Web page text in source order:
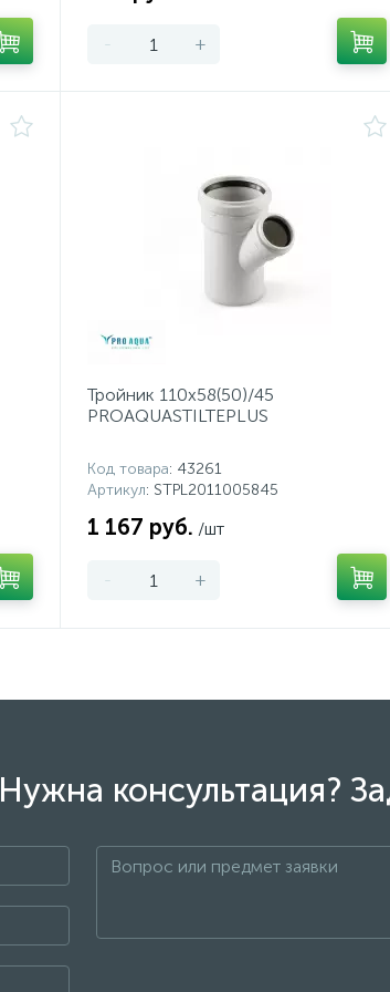
- +
Тройник 110x58(50)/45
PROAQUASTILTEPLUS
Код товара: 43261
Артикул: STPL2011005845
1 167 руб. /шт
- +
Нужна консультация?